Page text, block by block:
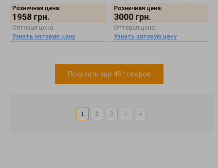
Розничная цена:
1958 грн.
Оптовая цена:
Узнать оптовую цену
586.4
Розничная цена:
3000 грн.
Оптовая цена:
Узнать оптовую цену
Показать еще 48 товаров
1 2 3 › »